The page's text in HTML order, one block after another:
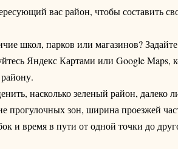
вас район, чтобы составить
школ, парков или магазинов?
Яндекс Картами или Google
насколько зеленый район, далеко
прогулочных зон, ширина проезжей
и время в пути от одной точки до